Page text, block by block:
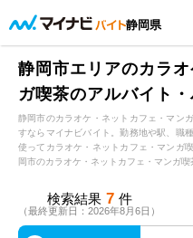
静岡県
静岡市エリアのカラ
ガ喫茶のアルバイト
静岡市のカラオケ・ネットカフェ・マン
すならマイナビバイト。勤務地や駅、職
使ってカラオケ・ネットカフェ・マンガ
岡市のカラオケ・ネットカフェ・マンガ
検索結果 7 件
（最終更新日：2026年8月6日）